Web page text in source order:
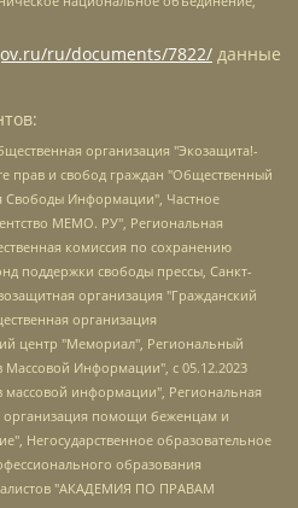
ru/documents/7822/ данные
Валерьевич, Ивановская областная общественная организация "Центр гендерных исследований", Гурман Юрий Альбертович, Медиапроект "ОВД-Инфо", Егоров Владимир Владимирович, Жилинский Владимир Александрович, Общество с ограниченной ответственностью "ЗП", Иванова София Юрьевна, Карезина Инна Павловна, Кильтау Екатерина Викторовна, Петров Алексей Викторович, Пискунов Сергей Евгеньевич, Смирнов Сергей Сергеевич, Тихонов Михаил Сергеевич, Общество с ограниченной ответственностью "ЖУРНАЛИСТ-ИНОСТРАННЫЙ АГЕНТ", Арапова Галина Юрьевна, Вольтская Татьяна Анатольевна, Американская компания "Mason G.E.S. Anonymous Foundation" (США), являющаяся владельцем интернет-издания https://mnews.world/, Компания "Stichting Bellingcat", зарегистрированная в Нидерландах (дата регистрации 11.07.2018), Захаров Андрей Вячеславович, Клепиковская Екатерина Дмитриевна, Общество с ограниченной ответственностью "МЕМО", Перл Роман Александрович, Симонов Евгений Алексеевич, Соловьева Елена Анатольевна, Сотников Даниил Владимирович, Сурначева Елизавета Дмитриевна, Автономная некоммерческая организация по защите прав человека и информированию населения "Якутия – Наше Мнение", Общество с ограниченной ответственностью "Москоу диджитал медиа", с 26.01.2023 Общество с ограниченной ответственностью "Чайка Белые сады", Ветошкина Валерия Валерьевна, Заговора Максим Александрович, Межрегиональное общественное движение "Российская ЛГБТ - сеть", Оленичев Максим Владимирович, Павлов Иван Юрьевич, Скворцова Елена Сергеевна, Общество с ограниченной ответственностью "Как бы инагент", Кочетков Игорь Викторович, Общество с ограниченной ответственностью "Честные выборы", Еланчик Олег Александрович, Общество с ограниченной ответственностью "Нобелевский призыв", Гималова Регина Эмилевна, Григорьев Андрей Валерьевич, Григорьева Алина Александровна, Ассоциация по содействию защите прав призывников, альтернативнослужащих и военнослужащих "Правозащитная группа "Гражданин.Армия.Право", Хисамова Регина Фаритовна, Автономная некоммерческая организация по реализации социально-правовых программ "Лилит", Дальневосточное общественное движение "Маяк", Санкт-Петербургская ЛГБТ-инициативная группа "Выход", Инициативная группа ЛГБТ+ "Реверс", Алексеев Андрей Викторович, Бекбулатова Таисия Львовна, Беляев Иван Михайлович, Владыкина Елена Сергеевна, Гельман Марат Александрович, Никульшина Вероника Юрьевна, Толоконникова Надежда Андреевна, Шендерович Виктор Анатольевич, Общество с ограниченной ответственностью "Данное сообщение", Общество с ограниченной ответственностью Издательский дом "Новая глава", Айнбиндер Александра Александровна, Московский комьюнити-центр для ЛГБТ+инициатив, Благотворительный фонд развития филантропии, Deutsche Welle (Германия, Kurt-Schumacher-Strasse 3, 53113 Bonn), Борзунова Мария Михайловна, Воробьев Виктор Викторович, Голубева Анна Львовна, Константинова Алла Михайловна, Малкова Ирина Владимировна, Мурадов Мурад Абдулгалимович, Осетинская Елизавета Николаевна, Понасенков Евгений Николаевич, Ганапольский Матвей Юрьевич, Киселев Евгений Алексеевич, Борухович Ирина Григорьевна, Дремин Иван Тимофеевич, Дубровский Дмитрий Викторович, Красноярская региональная общественная организация поддержки и развития альтернативных образовательных технологий и межкультурных коммуникаций "ИНТЕРРА", Маяковская Екатерина Алексеевна, Фейгин Марк Захарович, Филимонов Андрей Викторович, Дзугкоева Регина Николаевна, Доброхотов Роман Александрович, Дудь Юрий Александрович, Елкин Сергей Владимирович, Кругликов Кирилл Игоревич, Сабунаева Мария Леонидовна, Семенов Алексей Владимирович, Шаинян Карен Багратович, Шульман Екатерина Михайловна, Асафьев Артур Валерьевич, Вахштайн Виктор Семенович, Венедиктов Алексей Алексеевич, Лушникова Екатерина Евгеньевна, Волков Леонид Михайлович, Невзоров Александр Глебович, Пархоменко Сергей Борисович, Сироткин Ярослав Николаевич, Кара-Мурза Владимир Владимирович, Баранова Наталья Владимировна, Гозман Леонид Яковлевич, Кагарлицкий Борис Юльевич, Климарев Михаил Валерьевич, Милов Владимир Станиславович, Автономная некоммерческая организация Краснодарский центр современного искусства "Типография", Моргенштерн Алишер Тагирович, Соболь Любовь Эдуардовна, Общество с ограниченной ответственностью "ЛИЗА НОРМ", Каспаров Гарри Кимович, Ходорковский Михаил Борисович, Общество с ограниченной ответственностью "Апрельские тезисы", Данилович Ирина Брониславовна, Кашин Олег Владимирович, Петров Николай Владимирович, Пивоваров Алексей Владимирович, Соколов Михаил Владимирович, Цветкова Юлия Владимировна, Чичваркин Евгений Александрович, Комитет против пыток/Команда против пыток, Общество с ограниченной ответственностью "Первый научный", Общество с ограниченной ответственностью "Вертолет и ко", Белоцерковская Вероника Борисовна, Кац Максим Евгеньевич, Лазарева Татьяна Юрьевна, Шаведдинов Руслан Табризович, Яшин Илья Валерьевич, Общество с ограниченной ответственностью "Иноагент ААВ", Алешковский Дмитрий Петрович, Альбац Евгения Марковна, Быков Дмитрий Львович, Галямина Юлия Евгеньевна, Лойко Сергей Леонидович, Мартынов Кирилл Константинович, Медведев Сергей Александрович, Крашенинников Федор Геннадиевич, Гордеева Катерина Вл